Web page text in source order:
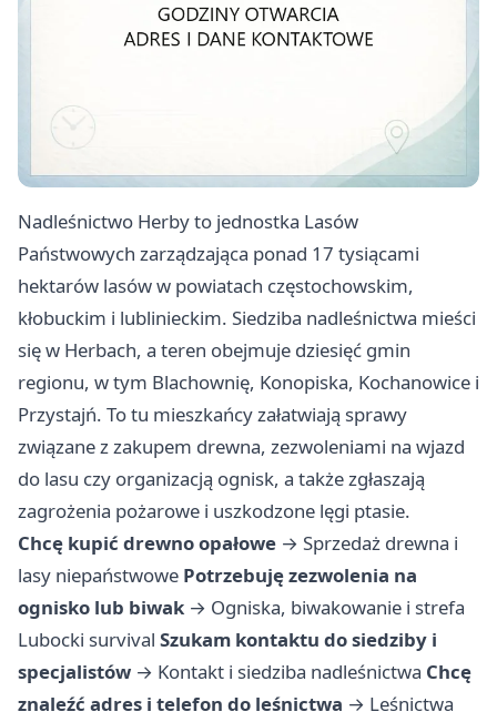
Nadleśnictwo Herby to jednostka Lasów
Państwowych zarządzająca ponad 17 tysiącami
hektarów lasów w powiatach częstochowskim,
kłobuckim i lublinieckim. Siedziba nadleśnictwa mieści
się w Herbach, a teren obejmuje dziesięć gmin
regionu, w tym Blachownię, Konopiska, Kochanowice i
Przystajń. To tu mieszkańcy załatwiają sprawy
związane z zakupem drewna, zezwoleniami na wjazd
do lasu czy organizacją ognisk, a także zgłaszają
zagrożenia pożarowe i uszkodzone lęgi ptasie.
Chcę kupić drewno opałowe → Sprzedaż drewna i
lasy niepaństwowe Potrzebuję zezwolenia na
ognisko lub biwak → Ogniska, biwakowanie i strefa
Lubocki survival Szukam kontaktu do siedziby i
specjalistów → Kontakt i siedziba nadleśnictwa Chcę
znaleźć adres i telefon do leśnictwa → Leśnictwa